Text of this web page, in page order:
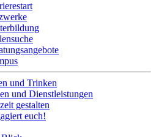
und Trinken
und Dienstleistungen
gestalten
euch!